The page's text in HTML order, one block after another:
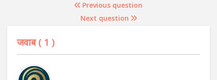
Previous question
Next question
जवाब ( 1 )